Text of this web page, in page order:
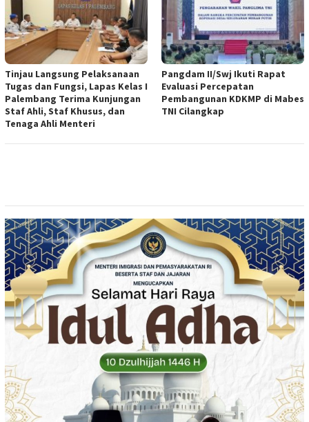
Tinjau Langsung Pelaksanaan
Tugas dan Fungsi, Lapas Kelas I
Palembang Terima Kunjungan
Staf Ahli, Staf Khusus, dan
Tenaga Ahli Menteri
Pangdam II/Swj Ikuti Rapat
Evaluasi Percepatan
Pembangunan KDKMP di Mabes
TNI Cilangkap